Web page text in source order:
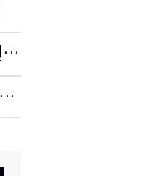
막걸리를 하이볼처럼?…'주(酒)벤저스'의 전통주 즐기는 법
심판원 결정 번복?…국세청, 재심리 추진에 납세자 부담 우려